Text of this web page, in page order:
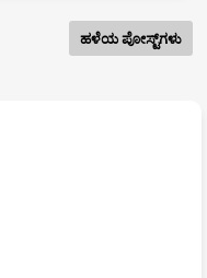
ಹಳೆಯ ಪೋಸ್ಟ್‌ಗಳು